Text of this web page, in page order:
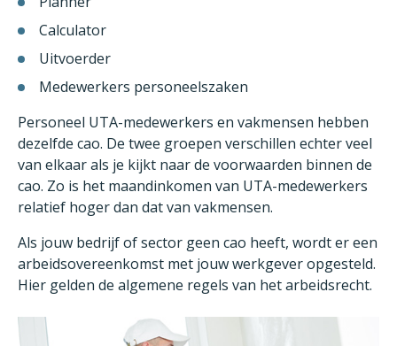
Calculator
Uitvoerder
Medewerkers personeelszaken
Personeel UTA-medewerkers en vakmensen hebben
dezelfde cao. De twee groepen verschillen echter veel
van elkaar als je kijkt naar de voorwaarden binnen de
cao. Zo is het maandinkomen van UTA-medewerkers
relatief hoger dan dat van vakmensen.
Als jouw bedrijf of sector geen cao heeft, wordt er een
arbeidsovereenkomst met jouw werkgever opgesteld.
Hier gelden de algemene regels van het arbeidsrecht.